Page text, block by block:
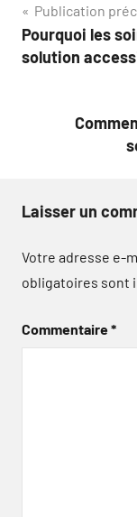
de
Publication
Pourquoi les
solution
Laisser un
Votre adresse e-
obligatoires sont
Commentaire*